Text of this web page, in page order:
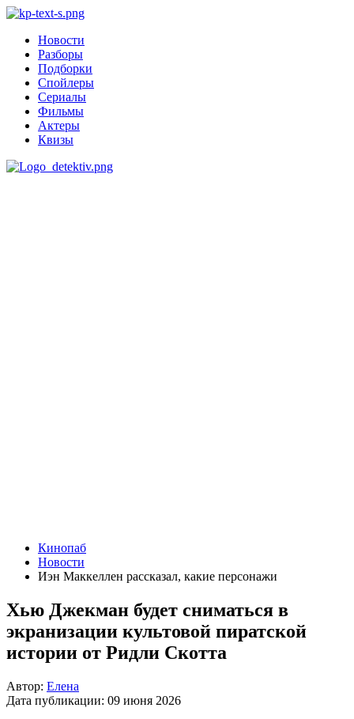
Новости
Разборы
Подборки
Спойлеры
Сериалы
Фильмы
Актеры
Квизы
Кинопаб
Новости
Иэн Маккеллен рассказал, какие персонажи
Хью Джекман будет сниматься в
экранизации культовой пиратской
истории от Ридли Скотта
Автор: Елена
Дата публикации: 09 июня 2026